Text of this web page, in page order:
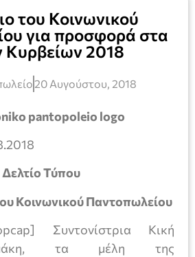
του Κοινωνικού
για προσφορά στα
Κυρβείων 2018
20 Αυγούστου, 2018
Δελτίο Τύπου
Κοινωνικού Παντοπωλείου
Συντονίστρια Κική
τα μέλη της